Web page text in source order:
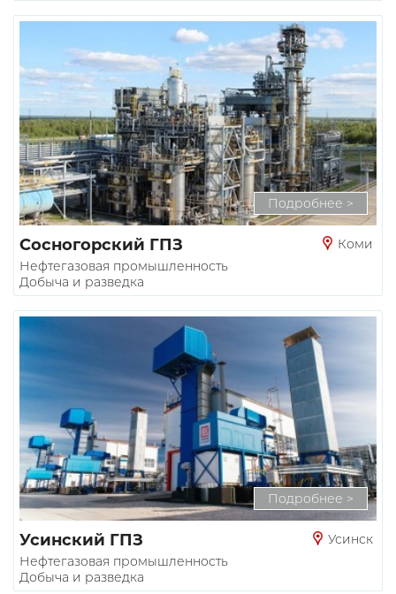
Подробнее >
Сосногорский ГПЗ
Коми
Нефтегазовая промышленность
Добыча и разведка
Подробнее >
Усинский ГПЗ
Усинск
Нефтегазовая промышленность
Добыча и разведка